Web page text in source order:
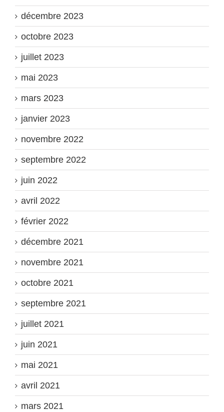
décembre 2023
octobre 2023
juillet 2023
mai 2023
mars 2023
janvier 2023
novembre 2022
septembre 2022
juin 2022
avril 2022
février 2022
décembre 2021
novembre 2021
octobre 2021
septembre 2021
juillet 2021
juin 2021
mai 2021
avril 2021
mars 2021